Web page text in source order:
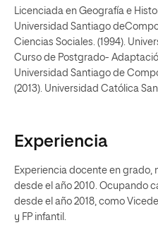
Licenciada en Geografía e
Universidad Santiago
Ciencias Sociales. (1994).
Curso de Postgrado-
Universidad Santiago de
(2013). Universidad Católica
Experiencia
Experiencia docente en grado,
desde el año 2010. Ocupando
desde el año 2018, como
y FP infantil.